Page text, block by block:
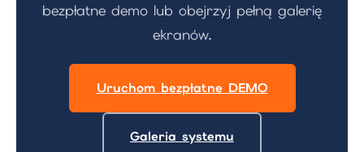
bezpłatne demo lub obejrzyj pełną galerię
ekranów.
Uruchom bezpłatne DEMO
Galeria systemu